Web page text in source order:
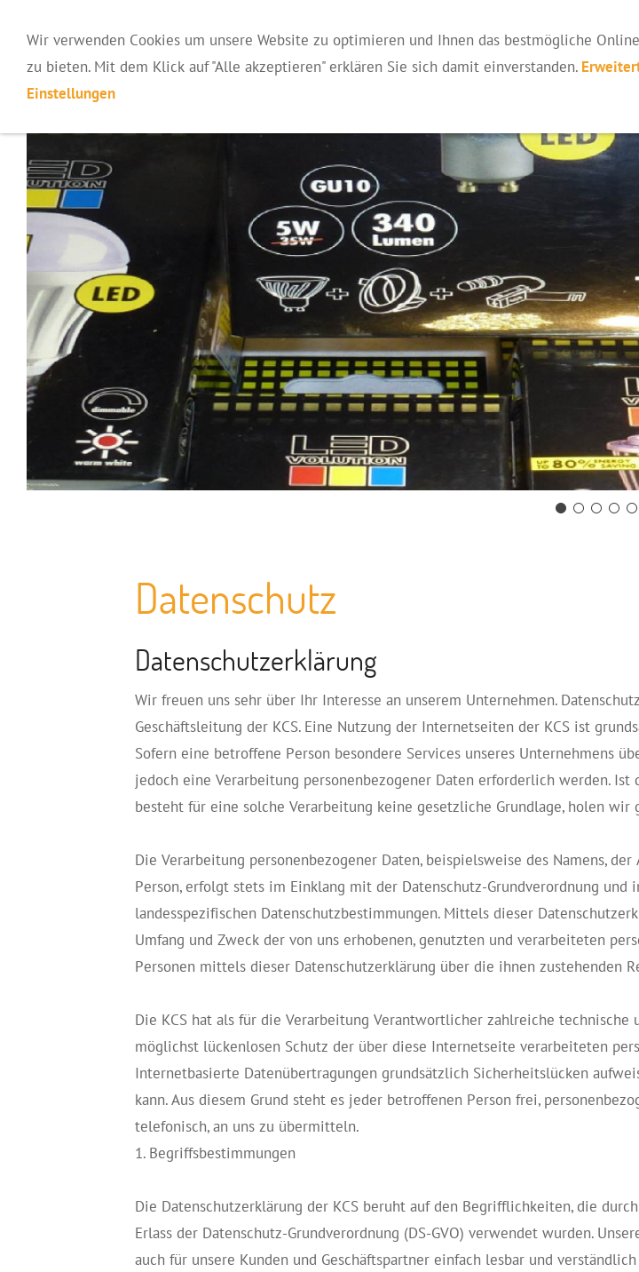
Datenschutz
Datenschutzerklärung
Wir freuen uns sehr über Ihr Interesse an unserem Unternehmen.
Geschäftsleitung der KCS. Eine Nutzung der Internetseiten der KCS ist
Sofern eine betroffene Person besondere Services unseres Unternehmens
jedoch eine Verarbeitung personenbezogener Daten erforderlich werden.
besteht für eine solche Verarbeitung keine gesetzliche Grundlage, holen
Die Verarbeitung personenbezogener Daten, beispielsweise des Namens,
Person, erfolgt stets im Einklang mit der Datenschutz-Grundverordnung
landesspezifischen Datenschutzbestimmungen. Mittels dieser
Umfang und Zweck der von uns erhobenen, genutzten und verarbeiteten
Personen mittels dieser Datenschutzerklärung über die ihnen zustehenden
Die KCS hat als für die Verarbeitung Verantwortlicher zahlreiche technische
möglichst lückenlosen Schutz der über diese Internetseite verarbeiteten
Internetbasierte Datenübertragungen grundsätzlich Sicherheitslücken
kann. Aus diesem Grund steht es jeder betroffenen Person frei,
telefonisch, an uns zu übermitteln.
1. Begriffsbestimmungen
Die Datenschutzerklärung der KCS beruht auf den Begrifflichkeiten, die
Erlass der Datenschutz-Grundverordnung (DS-GVO) verwendet wurden.
auch für unsere Kunden und Geschäftspartner einfach lesbar und
Wir verwenden Cookies um unsere Website zu optimieren und Ihnen das bestmögliche
zu bieten. Mit dem Klick auf "Alle akzeptieren" erklären Sie sich damit einverstanden.
Einstellungen